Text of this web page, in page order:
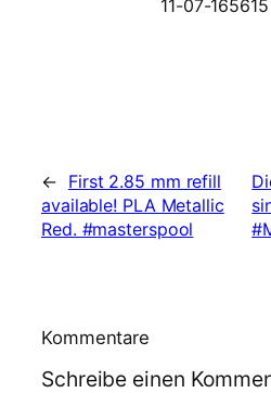
← First 2.85 mm refill
available! PLA Metallic
Red. #masterspool
Kommentare
Schreibe einen